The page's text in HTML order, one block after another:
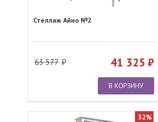
Стеллаж Айно №2
63 577 41 325
В КОРЗИНУ
32%